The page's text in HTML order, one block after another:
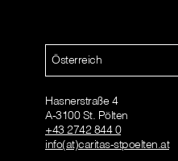
Österreich
Hasnerstraße 4
A-3100 St. Pölten
+43 2742 844 0
info(at)caritas-stpoelten.at